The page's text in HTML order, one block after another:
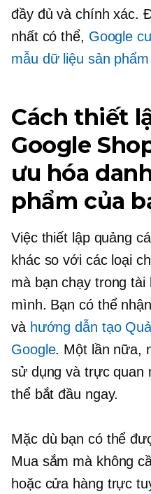
đầy đủ và chính xác.
nhất có thể, Google
mẫu dữ liệu sản
Cách thiết
Google
ưu hóa
phẩm của
Việc thiết lập quảng
khác so với các loại
mà bạn chạy trong tài
mình. Bạn có thể
và hướng dẫn tạo
Google. Một lần nữa,
sử dụng và trực quan
thể bắt đầu ngay.
Mặc dù bạn có thể
Mua sắm mà không
hoặc cửa hàng trực